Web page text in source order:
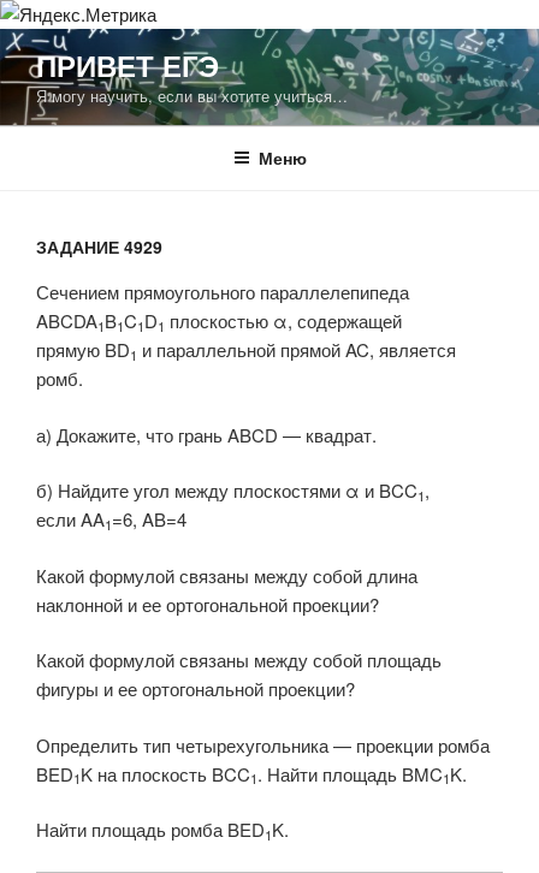
Перейти
содержимому
ПРИВЕТ ЕГЭ
Я могу научить, если вы хотите учиться…
Меню
ЗАДАНИЕ 4929
Сечением прямоугольного параллелепипеда
ABCDA1B1C1D1 плоскостью α, содержащей
прямую BD1 и параллельной прямойAC, является
ромб.
а) Докажите, что граньABCD — квадрат.
б) Найдите угол между плоскостями α и BCC1,
еслиAA1=6, AB=4
Какой формулой связаны между собой длина
наклонной и ее ортогональной проекции?
Какой формулой связаны между собой площадь
фигуры и ее ортогональной проекции?
Определить тип четырехугольника — проекции ромба
BED1K на плоскость BCC1. Найти площадь BMC1K.
Найти площадь ромба BED1K.